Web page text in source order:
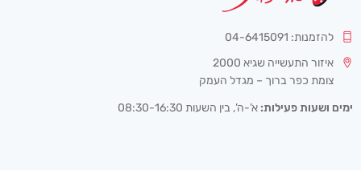
להזמנות: 04-6415091
איזור התעשייה שגיא 2000
צומת כפר ברוך – מגדל העמק
ימים ושעות פעילות: א’-ה’, בין השעות 08:30-16:30